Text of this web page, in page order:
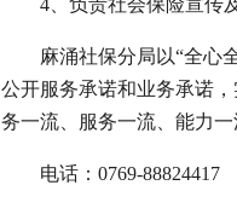
4、负责社会保险宣传
麻涌社保分局以“全心
公开服务承诺和业务承诺
务一流、服务一流、能力
电话：0769-88824417